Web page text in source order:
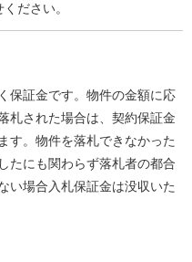
ださい。
保証金です。物件の金額に応
札された場合は、契約保証金
す。物件を落札できなかった
たにも関わらず落札者の都合
い場合入札保証金は没収いた